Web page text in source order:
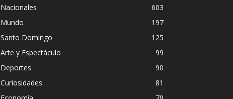
Nacionales
603
Mundo
197
Santo Domingo
125
Arte y Espectáculo
99
Deportes
90
Curiosidades
81